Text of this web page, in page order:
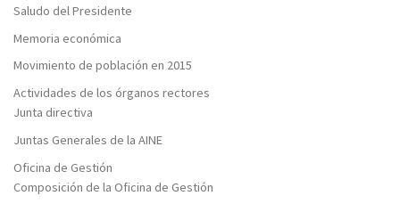
Saludo del Presidente
Memoria económica
Movimiento de población en 2015
Actividades de los órganos rectores
Junta directiva
Juntas Generales de la AINE
Oficina de Gestión
Composición de la Oficina de Gestión